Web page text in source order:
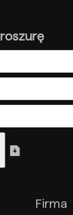
Firma